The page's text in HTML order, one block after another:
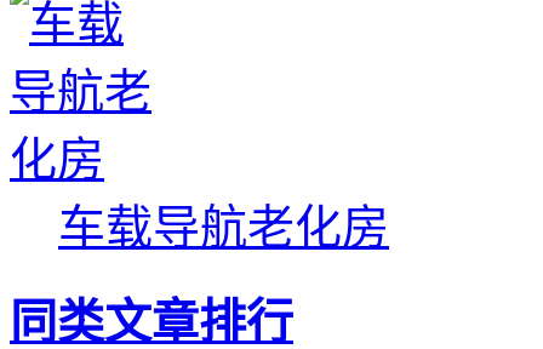
车载导航老化房
同类文章排行